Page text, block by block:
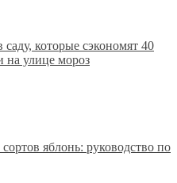
которые сэкономят 40
на улице мороз
яблонь: руководство по